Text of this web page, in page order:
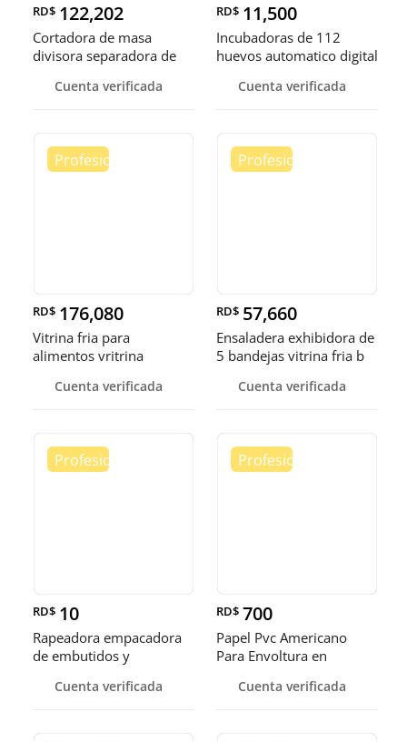
RD$ 122,202
Cortadora de masa
divisora separadora de
Cuenta verificada
RD$ 11,500
Incubadoras de 112
huevos automatico digital
Cuenta verificada
RD$ 176,080
Vitrina fria para
alimentos vritrina
Cuenta verificada
RD$ 57,660
Ensaladera exhibidora de
5 bandejas vitrina fria b
Cuenta verificada
RD$ 10
Rapeadora empacadora
de embutidos y
Cuenta verificada
RD$ 700
Papel Pvc Americano
Para Envoltura en
pulgadas
Cuenta verificada